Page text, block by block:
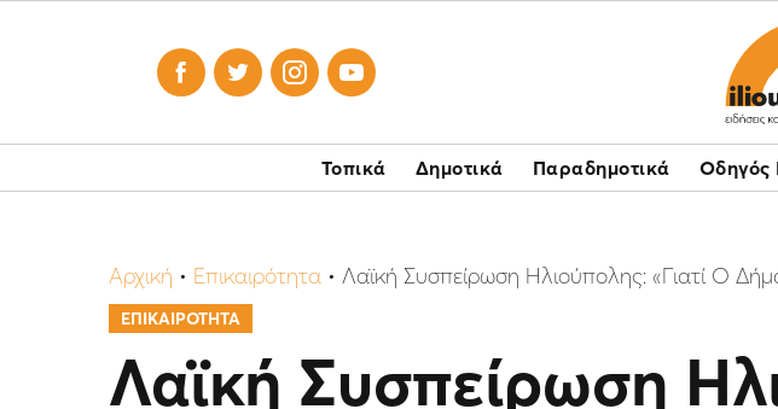
   
Τοπικά Δημοτικά Παραδημοτικά Οδηγός
Αρχική • Επικαιρότητα • Λαϊκή Συσπείρωση Ηλιούπολης: «Γιατί Ο
ΕΠΙΚΑΙΡΟΤΗΤΑ
Λαϊκή Συσπείρωση